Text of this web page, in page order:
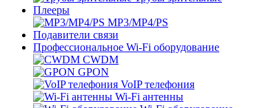
Плееры
MP3/MP4/PS
Подавители связи
Профессиональное Wi-Fi оборудование
CWDM
GPON
VoIP телефония
Wi-Fi антенны